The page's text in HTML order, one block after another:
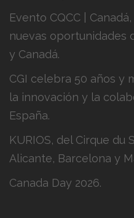
Evento CQCC |
nuevas oportunidades
y Canadá.
CGI celebra 50 años y
la innovación y la
España.
KURIOS, del Cirque du
Alicante, Barcelona y
Canada Day 2026.